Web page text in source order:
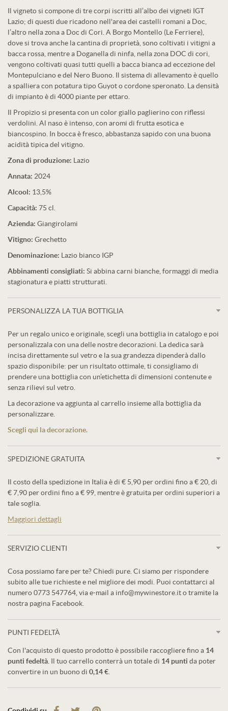
Il vigneto si compone di tre corpi iscritti all’albo dei vigneti IGT
Lazio; di questi due ricadono nell'area dei castelli romani a Doc,
l’altro nella zona a Doc di Cori. A Borgo Montello (Le Ferriere),
dove si trova anche la cantina di proprietà, sono coltivati i vitigni a
bacca rossa, mentre a Doganella di ninfa, nella zona DOC di cori,
vengono coltivati quasi tutti quelli a bacca bianca ad eccezione del
Montepulciano e del Nero Buono. Il sistema di allevamento è quello
a spalliera con potatura tipo Guyot o cordone speronato. La densità
di impianto è di 4000 piante per ettaro.
Il Propizio si presenta con un color giallo paglierino con riflessi
verdolini. Al naso è intenso, con aromi di frutta esotica e
biancospino. In bocca è fresco, abbastanza sapido con una buona
acidità tipica del vitigno.
Zona di produzione: Lazio
Annata: 2024
Alcool: 13,5%
Capacità: 75 cl.
Azienda: Giangirolami
Vitigno: Grechetto
Denominazione: Lazio bianco IGP
Abbinamenti consigliati: Si abbina carni bianche, formaggi di media
stagionatura e piatti strutturati.
PERSONALIZZA LA TUA BOTTIGLIA
Per un regalo unico e originale, scegli una bottiglia in catalogo e poi
personalizzala con una delle nostre decorazioni. La dedica sarà
incisa direttamente sul vetro e la sua grandezza dipenderà dallo
spazio disponibile: per un risultato ottimale, ti consigliamo di
prendere una bottiglia con un’etichetta di dimensioni contenute e
senza rilievi sul vetro.
La decorazione va aggiunta al carrello insieme alla bottiglia da
personalizzare.
Scegli qui la decorazione.
SPEDIZIONE GRATUITA
Il costo della spedizione in Italia è di € 5,90 per ordini fino a € 20, di
€ 7,90 per ordini fino a € 99, mentre è gratuita per ordini superiori a
tale soglia.
Maggiori dettagli
SERVIZIO CLIENTI
Cosa possiamo fare per te? Chiedi pure. Ci siamo per rispondere
subito alle tue richieste e nel migliore dei modi. Puoi contattarci al
numero 0773 547764, via e-mail a info@mywinestore.it o tramite la
nostra pagina Facebook.
PUNTI FEDELTÀ
Con l'acquisto di questo prodotto è possibile raccogliere fino a 14
punti fedeltà . Il tuo carrello conterrà un totale di 14 punti da poter
convertire in un buono di 0,14 €